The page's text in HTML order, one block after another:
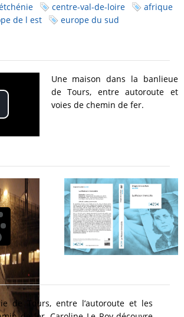
centre-val-de-loire
afrique
de l est europe du sud
Une maison dans la banlieue
de Tours, entre autoroute et
voies de chemin de fer.
de Tours, entre l’autoroute et les